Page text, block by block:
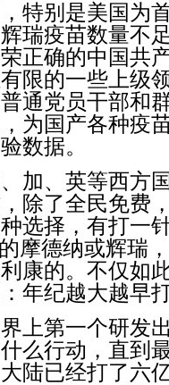
特别是美国为
瑞疫苗数量不
正确的中国共
限的一些上级
通党员干部和
为国产各种疫
数据。
加、英等西方
除了全民免费
选择，有打一
摩德纳或辉瑞
康的。不仅如
年纪越大越早
上第一个研发
么行动，直到
陆已经打了六